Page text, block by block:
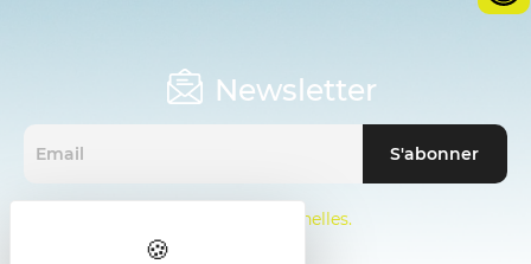
Newsletter
Mentions sur les données personnelles.